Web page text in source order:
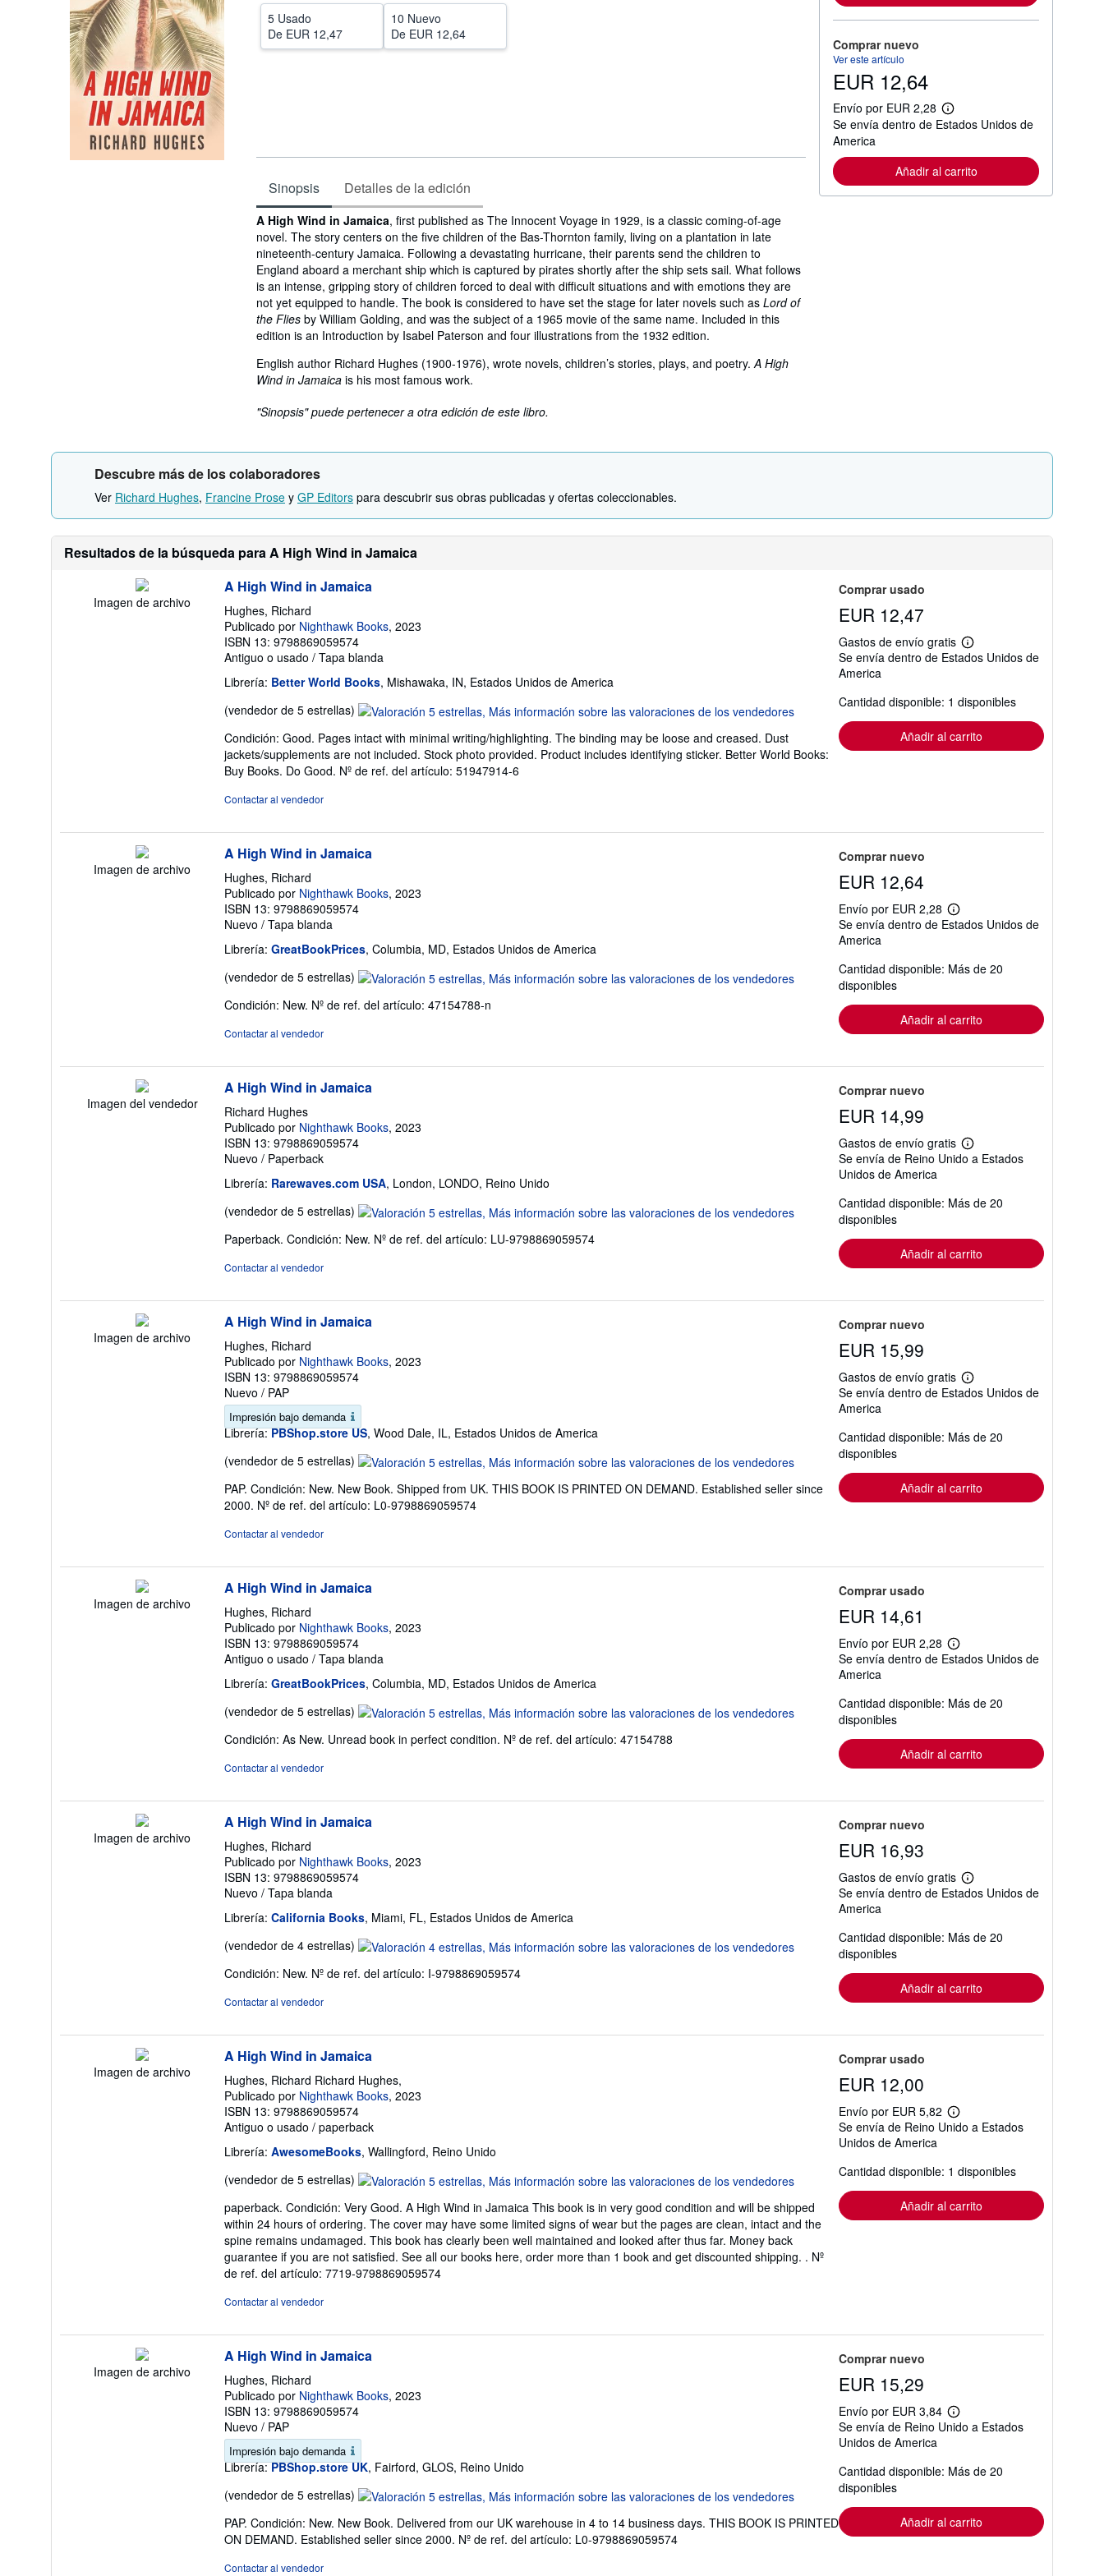
5 Usado
De EUR 12,47
10 Nuevo
De EUR 12,64
Sinopsis Detalles de la edición
Sinopsis
A High Wind in Jamaica, first published as The Innocent Voyage in 1929, is a classic coming-of-age
novel. The story centers on the five children of the Bas-Thornton family, living on a plantation in late
nineteenth-century Jamaica. Following a devastating hurricane, their parents send the children to
England aboard a merchant ship which is captured by pirates shortly after the ship sets sail. What follows
is an intense, gripping story of children forced to deal with difficult situations and with emotions they are
not yet equipped to handle. The book is considered to have set the stage for later novels such as Lord of
the Flies by William Golding, and was the subject of a 1965 movie of the same name. Included in this
edition is an Introduction by Isabel Paterson and four illustrations from the 1932 edition.
English author Richard Hughes (1900-1976), wrote novels, children’s stories, plays, and poetry.A High
Wind in Jamaica is his most famous work.
"Sinopsis" puede pertenecer a otra edición de este libro.
o
r
o
b
e
l
s
Comprar nuevo
Ver este artículo
EUR 12,64
Envío por EUR 2,28
M
á
f
o
r
v
Se envía dentro de Estados Unidos de
America
Añadir al carrito
Descubre más de los colaboradores
Ver Richard Hughes, Francine Prose y GP Editors para descubrir sus obras publicadas y ofertas coleccionables.
Resultados de la búsqueda para A High Wind in Jamaica
Imagen de archivo
A High Wind in Jamaica
Hughes, Richard
Publicado por Nighthawk Books, 2023
ISBN 13: 9798869059574
Antiguo o usado / Tapa blanda
Librería: Better World Books, Mishawaka, IN, Estados Unidos de America
(vendedor de 5 estrellas) Calificación
vendedor:
5
de
Condición: Good. Pages intact with minimal writing/highlighting. The binding may be loose and creased. Dust
jackets/supplements are not included. Stock photo provided. Product includes identifying sticker. Better World Books:
Buy Books. Do Good. Nº de ref. del artículo: 51947914-6
Contactar al vendedor
Comprar usado
EUR 12,47
Gastos de envío gratis
Más
información
tarifas
de
envío
Se envía dentro de Estados Unidos de
America
Cantidad disponible: 1 disponibles
Añadir al carrito
Imagen de archivo
A High Wind in Jamaica
Hughes, Richard
Publicado por Nighthawk Books, 2023
ISBN 13: 9798869059574
Nuevo / Tapa blanda
Librería: GreatBookPrices, Columbia, MD, Estados Unidos de America
(vendedor de 5 estrellas) Calificación
vendedor:
Condición: New. Nº de ref. del artículo: 47154788-n
Contactar al vendedor
Comprar nuevo
EUR 12,64
Envío por EUR 2,28
Más
información
tarifas
de
Se envía dentro de Estados Unidos de
America
Cantidad disponible: Más de 20
disponibles
Añadir al carrito
Imagen del vendedor
A High Wind in Jamaica
Richard Hughes
Publicado por Nighthawk Books, 2023
ISBN 13: 9798869059574
Nuevo / Paperback
Librería: Rarewaves.com USA, London, LONDO, Reino Unido
(vendedor de 5 estrellas) Calificación
vendedor:
Paperback. Condición: New. Nº de ref. del artículo: LU-9798869059574
Contactar al vendedor
Comprar nuevo
EUR 14,99
Gastos de envío gratis
Más
información
tarifas
de
Se envía de Reino Unido a Estados
Unidos de America
Cantidad disponible: Más de 20
disponibles
Añadir al carrito
Imagen de archivo
A High Wind in Jamaica
Hughes, Richard
Publicado por Nighthawk Books, 2023
ISBN 13: 9798869059574
Nuevo / PAP
Impresión bajo demanda
Librería: PBShop.store US, Wood Dale, IL, Estados Unidos de America
(vendedor de 5 estrellas) Calificación
vendedor:
5
PAP. Condición: New. New Book. Shipped from UK. THIS BOOK IS PRINTED ON DEMAND. Established seller since
2000. Nº de ref. del artículo: L0-9798869059574
Contactar al vendedor
Comprar nuevo
EUR 15,99
Gastos de envío gratis
Más
información
tarifas
de
Se envía dentro de Estados Unidos de
America
Cantidad disponible: Más de 20
disponibles
Añadir al carrito
Imagen de archivo
A High Wind in Jamaica
Hughes, Richard
Publicado por Nighthawk Books, 2023
ISBN 13: 9798869059574
Antiguo o usado / Tapa blanda
Librería: GreatBookPrices, Columbia, MD, Estados Unidos de America
(vendedor de 5 estrellas) Calificación
vendedor:
Condición: As New. Unread book in perfect condition. Nº de ref. del artículo: 47154788
Contactar al vendedor
Comprar usado
EUR 14,61
Envío por EUR 2,28
Más
información
tarifas
de
Se envía dentro de Estados Unidos de
America
Cantidad disponible: Más de 20
disponibles
Añadir al carrito
Imagen de archivo
A High Wind in Jamaica
Hughes, Richard
Publicado por Nighthawk Books, 2023
ISBN 13: 9798869059574
Nuevo / Tapa blanda
Librería: California Books, Miami, FL, Estados Unidos de America
(vendedor de 4 estrellas) Calificación
vendedor:
Condición: New. Nº de ref. del artículo: I-9798869059574
Contactar al vendedor
Comprar nuevo
EUR 16,93
Gastos de envío gratis
Más
información
tarifas
de
Se envía dentro de Estados Unidos de
America
Cantidad disponible: Más de 20
disponibles
Añadir al carrito
Imagen de archivo
A High Wind in Jamaica
Hughes, Richard Richard Hughes,
Publicado por Nighthawk Books, 2023
ISBN 13: 9798869059574
Antiguo o usado / paperback
Librería: AwesomeBooks, Wallingford, Reino Unido
(vendedor de 5 estrellas) Calificación
vendedor:
5
de
5
estrellas
paperback. Condición: Very Good. A High Wind in Jamaica This book is in very good condition and will be shipped
within 24 hours of ordering. The cover may have some limited signs of wear but the pages are clean, intact and the
spine remains undamaged. This book has clearly been well maintained and looked after thus far. Money back
guarantee if you are not satisfied. See all our books here, order more than 1 book and get discounted shipping. . Nº
de ref. del artículo: 7719-9798869059574
Contactar al vendedor
Comprar usado
EUR 12,00
Envío por EUR 5,82
Más
información
tarifas
de
envío
Se envía de Reino Unido a Estados
Unidos de America
Cantidad disponible: 1 disponibles
Añadir al carrito
Imagen de archivo
A High Wind in Jamaica
Hughes, Richard
Publicado por Nighthawk Books, 2023
ISBN 13: 9798869059574
Nuevo / PAP
Impresión bajo demanda
Librería: PBShop.store UK, Fairford, GLOS, Reino Unido
(vendedor de 5 estrellas) Calificación
vendedor:
5
PAP. Condición: New. New Book. Delivered from our UK warehouse in 4 to 14 business days. THIS BOOK IS PRINTED
ON DEMAND. Established seller since 2000. Nº de ref. del artículo: L0-9798869059574
Contactar al vendedor
Comprar nuevo
EUR 15,29
Envío por EUR 3,84
Más
información
tarifas
de
Se envía de Reino Unido a Estados
Unidos de America
Cantidad disponible: Más de 20
disponibles
Añadir al carrito